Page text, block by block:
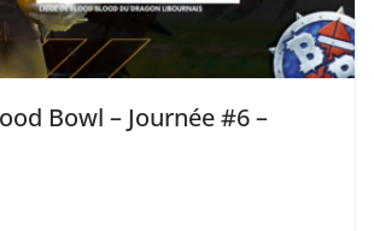
Bowl – Journée #6 –